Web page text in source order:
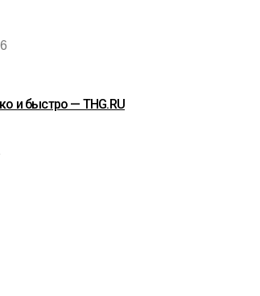
и быстро — THG.RU